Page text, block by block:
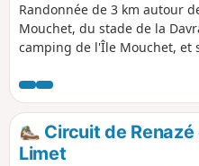
Randonnée de 3 km autour
Mouchet, du stade de la
camping de l'Île Mouchet, et
Circuit de
Limet